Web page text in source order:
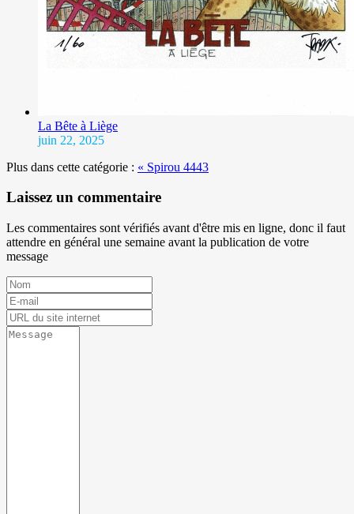
La Bête à Liège
juin 22, 2025
Plus dans cette catégorie : « Spirou 4443
Laissez un commentaire
Les commentaires sont vérifiés avant d'être mis en ligne, donc il faut
attendre en général une semaine avant la publication de votre
message